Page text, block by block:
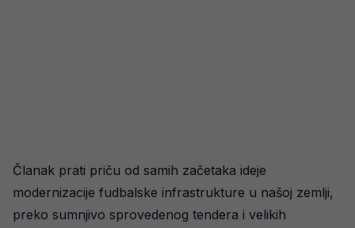
Članak prati priču od samih začetaka ideje
modernizacije fudbalske infrastrukture u našoj zemlji,
preko sumnjivo sprovedenog tendera i velikih